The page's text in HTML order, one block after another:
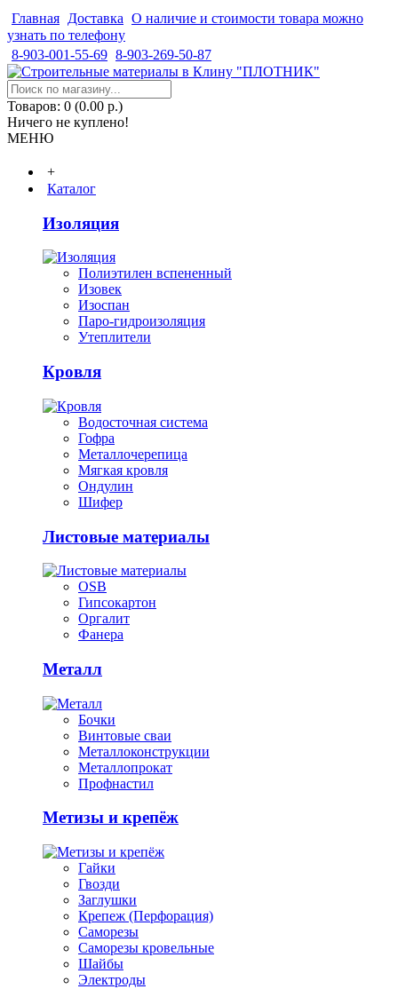
Главная Доставка О наличие и стоимости товара можно
узнать по телефону
8-903-001-55-69 8-903-269-50-87
Товаров: 0 (0.00 р.)
Ничего не куплено!
МЕНЮ
+
Каталог
Изоляция
Полиэтилен вспененный
Изовек
Изоспан
Паро-гидроизоляция
Утеплители
Кровля
Водосточная система
Гофра
Металлочерепица
Мягкая кровля
Ондулин
Шифер
Листовые материалы
OSB
Гипсокартон
Оргалит
Фанера
Металл
Бочки
Винтовые сваи
Металлоконструкции
Металлопрокат
Профнастил
Метизы и крепёж
Гайки
Гвозди
Заглушки
Крепеж (Перфорация)
Саморезы
Саморезы кровельные
Шайбы
Электроды